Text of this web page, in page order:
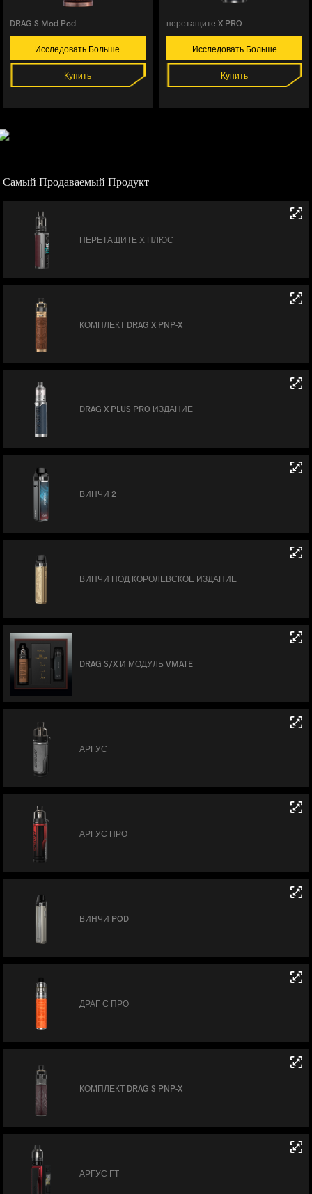
DRAG S Mod Pod
Исследовать Больше
Купить
перетащите X PRO
Исследовать Больше
Купить
Самый Продаваемый Продукт
ПЕРЕТАЩИТЕ Х ПЛЮС
КОМПЛЕКТ DRAG X PNP-X
DRAG X PLUS PRO ИЗДАНИЕ
ВИНЧИ 2
ВИНЧИ ПОД КОРОЛЕВСКОЕ ИЗДАНИЕ
DRAG S/X И МОДУЛЬ VMATE
АРГУС
АРГУС ПРО
ВИНЧИ POD
ДРАГ С ПРО
КОМПЛЕКТ DRAG S PNP-X
АРГУС ГТ